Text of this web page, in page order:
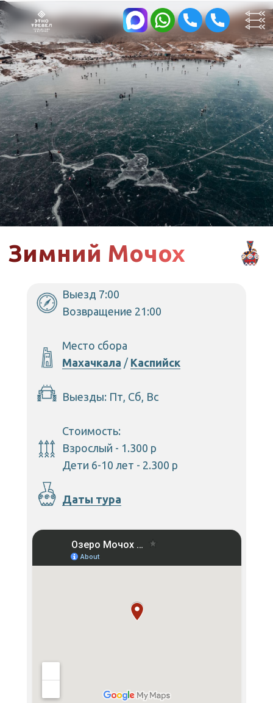
Зимний Мочох
Выезд 7:00
Возвращение 21:00
Место сбора
Махачкала / Каспийск
Выезды: Пт, Сб, Вс
Стоимость:
Взрослый - 1.300 р
Дети 6-10 лет - 2.300 р
Даты тура